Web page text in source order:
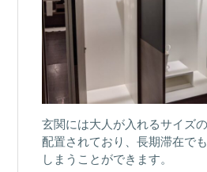
玄関には大人が入れるサイズ
配置されており、長期滞在で
しまうことができます。